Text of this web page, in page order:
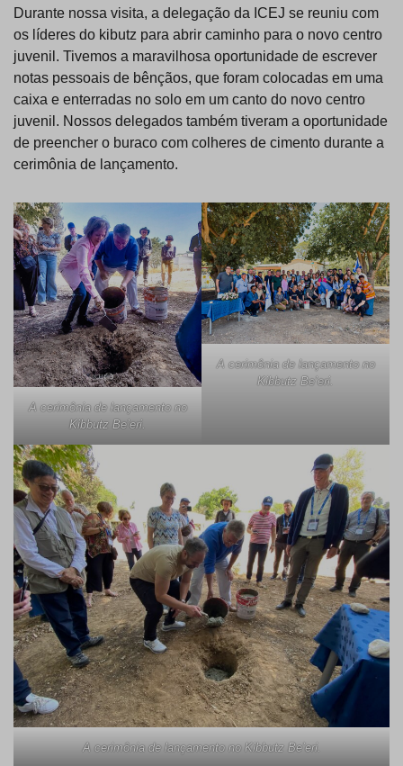
Durante nossa visita, a delegação da ICEJ se reuniu com
os líderes do kibutz para abrir caminho para o novo centro
juvenil. Tivemos a maravilhosa oportunidade de escrever
notas pessoais de bênçãos, que foram colocadas em uma
caixa e enterradas no solo em um canto do novo centro
juvenil. Nossos delegados também tiveram a oportunidade
de preencher o buraco com colheres de cimento durante a
cerimônia de lançamento.
A cerimônia de lançamento no
Kibbutz Be’eri.
A cerimônia de lançamento no
Kibbutz Be’eri.
A cerimônia de lançamento no Kibbutz Be’eri.